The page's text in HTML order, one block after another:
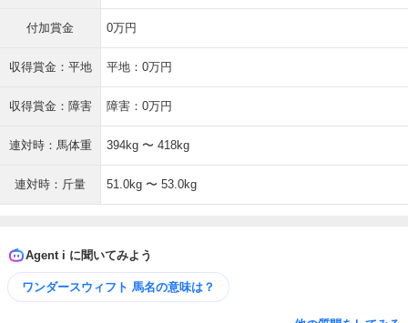
付加賞金 0万円
収得賞金：平地 平地：0万円
収得賞金：障害 障害：0万円
連対時：馬体重 394kg 〜 418kg
連対時：斤量 51.0kg 〜 53.0kg
Agent i に聞いてみよう
ワンダースウィフト 馬名の意味は？